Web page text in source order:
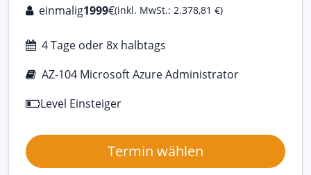
einmalig1999€(inkl. MwSt.: 2.378,81 €)
4 Tage oder 8x halbtags
AZ-104 Microsoft Azure Administrator
Level Einsteiger
Termin wählen